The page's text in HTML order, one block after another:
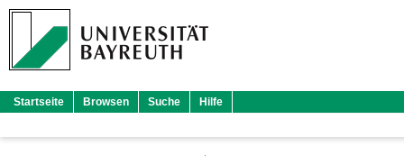
Startseite Browsen Suche Hilfe